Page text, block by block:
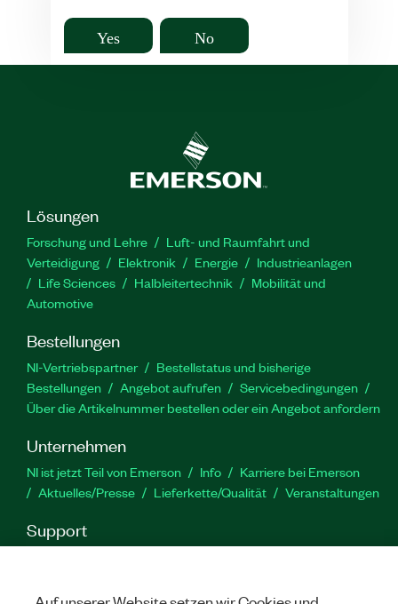
Yes No
Lösungen
Forschung und Lehre
Luft- und Raumfahrt und
Verteidigung
Elektronik Energie
Industrieanlagen
Life Sciences
Halbleitertechnik
Mobilität und
Automotive
Bestellungen
NI-Vertriebspartner
Bestellstatus und bisherige
Bestellungen
Angebot aufrufen
Servicebedingungen
Über die Artikelnummer bestellen oder ein Angebot anfordern
Unternehmen
NI ist jetzt Teil von Emerson Info
Karriere bei Emerson
Aktuelles/Presse
Lieferkette/Qualität Veranstaltungen
Support
zur Website